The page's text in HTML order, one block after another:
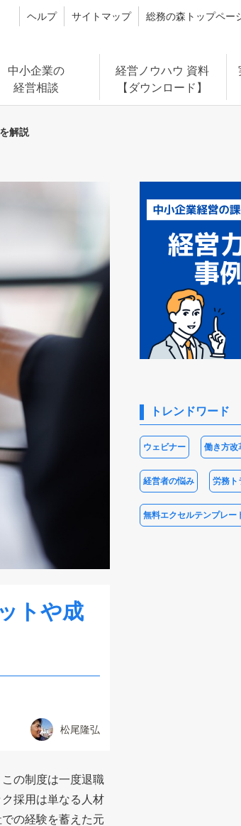
ヘルプ サイトマップ
総務の森トップペー
中小企業の
経営相談
経営ノウハウ 資料
【ダウンロード】
解説
トや成
松尾隆弘
の制度は一度退職
採用は単なる人材
の経験を蓄えた元
トレンドワード
ウェビナー 働き方改
経営者の悩み 労務ト
無料エクセルテンプレー